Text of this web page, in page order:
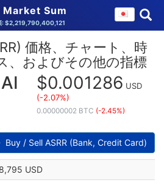
Market Sum
: $2,219,790,400,121
価格、チャート、時
、およびその他の指標
$0.001286 USD
(-2.07%)
0.00000002 BTC (-2.45%)
Buy / Sell ASRR (Bank, Credit Card)
USD